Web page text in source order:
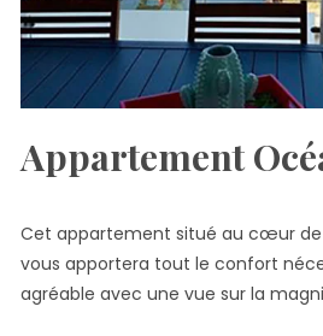
Appartement
Cet appartement situé au cœur de
vous apportera tout le confort
agréable avec une vue sur la